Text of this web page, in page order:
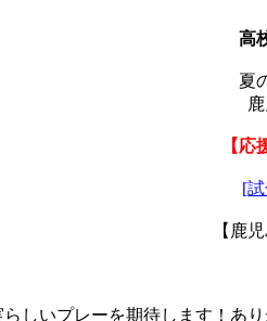
高
夏
【応
[
【鹿
しいプレーを期待します！あ